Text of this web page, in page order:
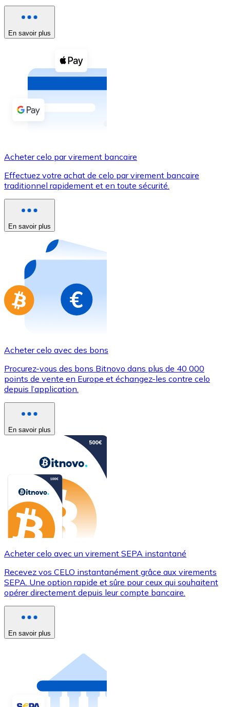
Voir toutes
Coupons crypto
Achetez des cryptomonnaies en espèces et d'autres
Acheter avec espèces
Virement SEPA
Utilisez les cartes Visa et Mastercard pour acheter
Acheter avec carte
Nouveau
Achetez des cartes-cadeaux de vos marques
Aller à la boutique de cartes-cadeaux
En savoir plus
Acheter celo par virement bancaire
Effectuez votre achat de celo par virement bancaire
traditionnel rapidement et en toute sécurité.
En savoir plus
Acheter celo avec des bons
Procurez-vous des bons Bitnovo dans plus de 40 000
points de vente en Europe et échangez-les contre celo
depuis l’application.
En savoir plus
Acheter celo avec un virement SEPA instantané
Recevez vos CELO instantanément grâce aux virements
SEPA. Une option rapide et sûre pour ceux qui souhaitent
opérer directement depuis leur compte bancaire.
En savoir plus